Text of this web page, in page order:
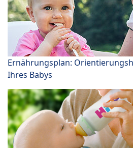
Ernährungsplan:
Ihres Babys